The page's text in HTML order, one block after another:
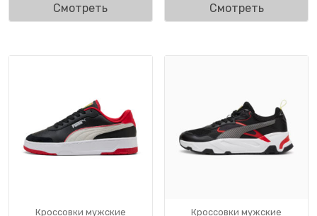
Смотреть Смотреть
Кроссовки мужские Кроссовки мужские